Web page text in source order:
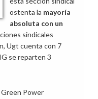
ostenta la mayoría
absoluta con un
sindicales
Ugt cuenta con 7
se reparten 3
Green Power